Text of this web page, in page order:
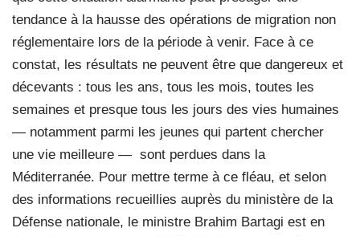
tendance à la hausse des opérations de migration non
réglementaire lors de la période à venir. Face à ce
constat, les résultats ne peuvent être que dangereux et
décevants : tous les ans, tous les mois, toutes les
semaines et presque tous les jours des vies humaines
— notamment parmi les jeunes qui partent chercher
une vie meilleure — sont perdues dans la
Méditerranée. Pour mettre terme à ce fléau, et selon
des informations recueillies auprès du ministère de la
Défense nationale, le ministre Brahim Bartagi est en